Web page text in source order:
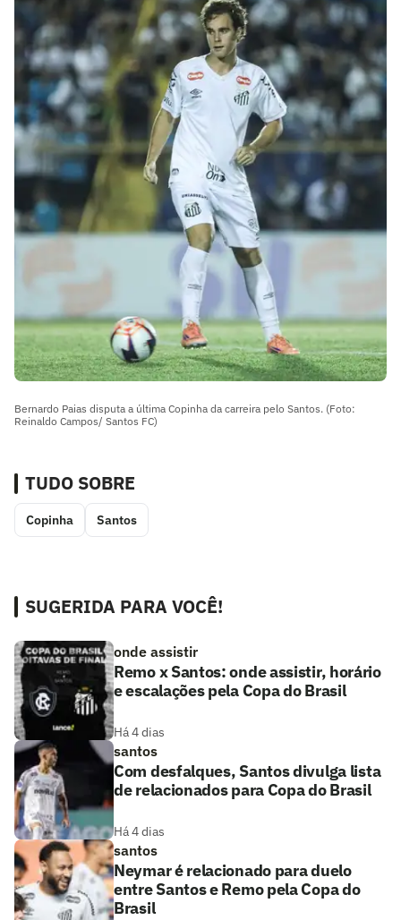
Bernardo Paias disputa a última Copinha da carreira pelo Santos. (Foto:
Reinaldo Campos/ Santos FC)
TUDO SOBRE
Copinha Santos
SUGERIDA PARA VOCÊ!
onde assistir
Remo x Santos: onde assistir, horário
e escalações pela Copa do Brasil
Há 4 dias
santos
Com desfalques, Santos divulga lista
de relacionados para Copa do Brasil
Há 4 dias
santos
Neymar é relacionado para duelo
entre Santos e Remo pela Copa do
Brasil